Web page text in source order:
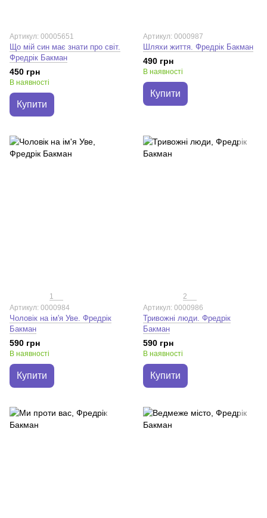
Артикул: 00005651
Що мій син має знати про світ.
Фредрік Бакман
450 грн
В наявності
Купити
Артикул: 0000987
Шляхи життя. Фредрік Бакман
490 грн
В наявності
Купити
1
Артикул: 0000984
Чоловік на ім'я Уве. Фредрік
Бакман
590 грн
В наявності
Купити
2
Артикул: 0000986
Тривожні люди. Фредрік
Бакман
590 грн
В наявності
Купити